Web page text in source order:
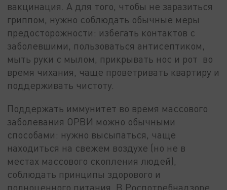
вакцинация. А для того, чтобы не заразиться
гриппом, нужно соблюдать обычные меры
предосторожности: избегать контактов с
заболевшими, пользоваться антисептиком,
мыть руки с мылом, прикрывать нос и рот во
время чихания, чаще проветривать квартиру и
поддерживать чистоту.
Поддержать иммунитет во время массового
заболевания ОРВИ можно обычными
способами: нужно высыпаться, чаще
находиться на свежем воздухе (но не в
местах массового скопления людей),
соблюдать принципы здорового и
полноценного питания. В Роспотребнадзоре